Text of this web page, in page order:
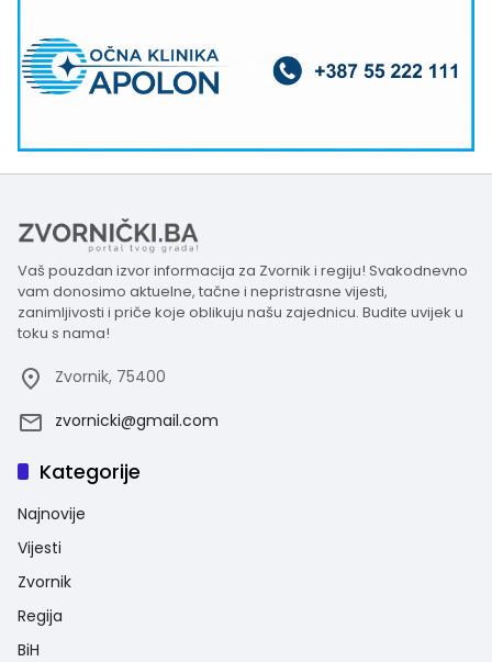
Vaš pouzdan izvor informacija za Zvornik i regiju! Svakodnevno
vam donosimo aktuelne, tačne i nepristrasne vijesti,
zanimljivosti i priče koje oblikuju našu zajednicu. Budite uvijek u
toku s nama!
Zvornik, 75400
zvornicki@gmail.com
Kategorije
Najnovije
Vijesti
Zvornik
Regija
BiH